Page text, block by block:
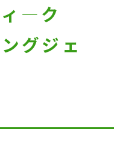
ィ―ク
グジェ